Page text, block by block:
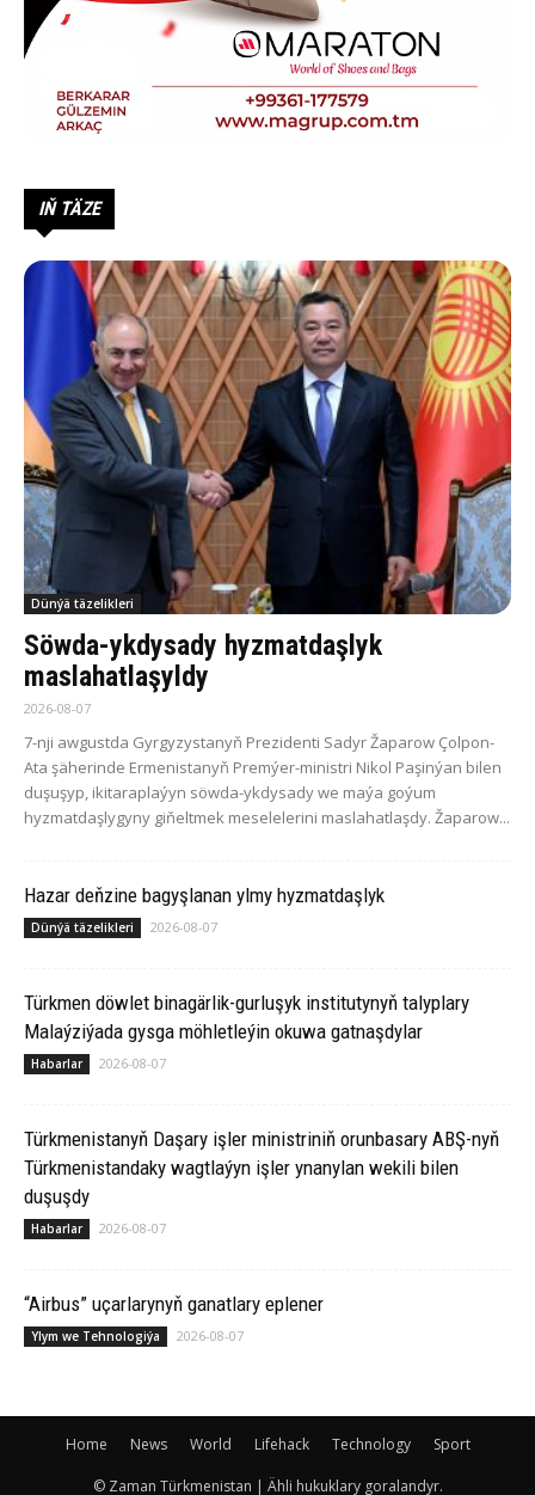
IŇ TÄZE
Dünýä täzelikleri
Söwda-ykdysady hyzmatdaşlyk
maslahatlaşyldy
2026-08-07
7-nji awgustda Gyrgyzystanyň Prezidenti Sadyr Žaparow Çolpon-
Ata şäherinde Ermenistanyň Premýer-ministri Nikol Paşinýan bilen
duşuşyp, ikitaraplaýyn söwda-ykdysady we maýa goýum
hyzmatdaşlygyny giňeltmek meselelerini maslahatlaşdy. Žaparow...
Hazar deňzine bagyşlanan ylmy hyzmatdaşlyk
Dünýä täzelikleri 2026-08-07
Türkmen döwlet binagärlik-gurluşyk institutynyň talyplary
Malaýziýada gysga möhletleýin okuwa gatnaşdylar
Habarlar 2026-08-07
Türkmenistanyň Daşary işler ministriniň orunbasary ABŞ-nyň
Türkmenistandaky wagtlaýyn işler ynanylan wekili bilen
duşuşdy
Habarlar 2026-08-07
“Airbus” uçarlarynyň ganatlary eplener
Ylym we Tehnologiýa 2026-08-07
Home News World Lifehack Technology Sport
© Zaman Türkmenistan | Ähli hukuklary goralandyr.